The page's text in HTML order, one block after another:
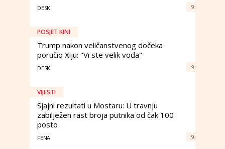
DESK 9:
POSJET KINI
Trump nakon veličanstvenog dočeka
poručio Xiju: "Vi ste velik vođa"
DESK 9:
VIJESTI
Sjajni rezultati u Mostaru: U travnju
zabilježen rast broja putnika od čak 100
posto
FENA 9: